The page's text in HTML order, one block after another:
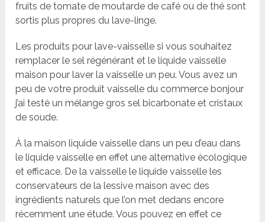
fruits de tomate de moutarde de café ou de thé sont
sortis plus propres du lave-linge.
Les produits pour lave-vaisselle si vous souhaitez
remplacer le sel régénérant et le liquide vaisselle
maison pour laver la vaisselle un peu. Vous avez un
peu de votre produit vaisselle du commerce bonjour
j’ai testé un mélange gros sel bicarbonate et cristaux
de soude.
À la maison liquide vaisselle dans un peu d’eau dans
le liquide vaisselle en effet une alternative écologique
et efficace. De la vaisselle le liquide vaisselle les
conservateurs de la lessive maison avec des
ingrédients naturels que l’on met dedans encore
récemment une étude. Vous pouvez en effet ce